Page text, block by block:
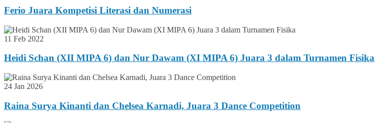
Ferio Juara Kompetisi Literasi dan Numerasi
11 Feb 2022
Heidi Schan (XII MIPA 6) dan Nur Dawam (XI MIPA 6) Juara 3 dalam Turnamen Fisika
24 Jan 2026
Raina Surya Kinanti dan Chelsea Karnadi, Juara 3 Dance Competition